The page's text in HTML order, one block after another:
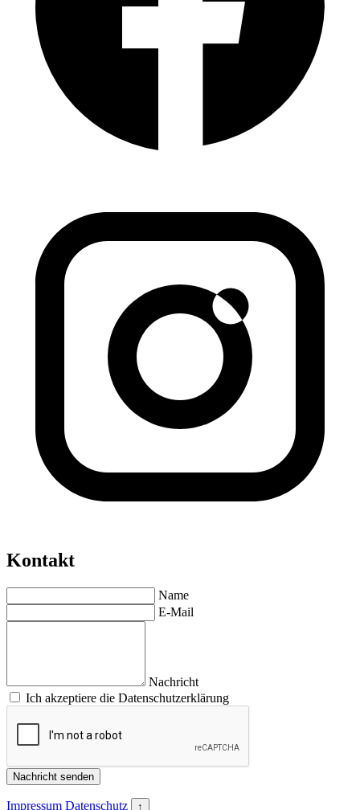
Kontakt
Name
E-Mail
Nachricht
Ich akzeptiere die Datenschutzerklärung
Nachricht senden
Impressum Datenschutz ↑